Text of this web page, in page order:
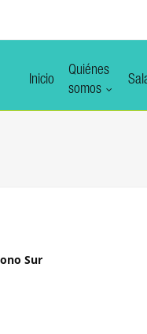
Inicio
Quiénes
somos
Sur